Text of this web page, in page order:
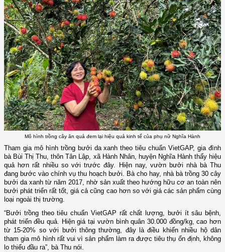
Mô hình trồng cây ăn quả đem lại hiệu quả kinh tế của phụ nữ Nghĩa Hành
Tham gia mô hình trồng bưởi da xanh theo tiêu chuẩn VietGAP, gia đình
bà Bùi Thị Thu, thôn Tân Lập, xã Hành Nhân, huyện Nghĩa Hành thấy hiệu
quả hơn rất nhiều so với trước đây. Hiện nay, vườn bưởi nhà bà Thu
đang bước vào chính vụ thu hoạch bưởi. Bà cho hay, nhà bà trồng 30 cây
bưởi da xanh từ năm 2017, nhờ sản xuất theo hướng hữu cơ an toàn nên
bưởi phát triển rất tốt, giá cả cũng cao hơn so với giá các sản phẩm cùng
loại ngoài thị trường.
“Bưởi trồng theo tiêu chuẩn VietGAP rất chất lượng, bưởi ít sâu bệnh,
phát triển đều quả. Hiện giá tại vườn bình quân 30.000 đồng/kg, cao hơn
từ 15-20% so với bưởi thông thường, đây là điều khiến nhiều hộ dân
tham gia mô hình rất vui vì sản phẩm làm ra được tiêu thụ ổn định, không
lo thiếu đầu ra”, bà Thu nói.